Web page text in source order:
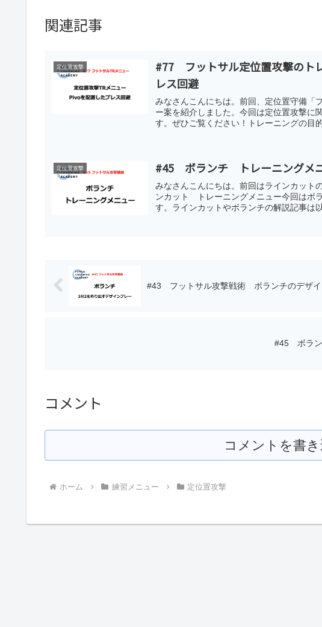
関連記事
定位置攻撃
#77 フットサル定位置攻撃のト
レス回避
みなさんこんにちは。前回、定位置守備「
ー案を紹介しました。今回は定位置攻撃に
す。ぜひご覧ください！トレーニングの目
定位置攻撃 #45 ボランチ トレーニングメ
みなさんこんにちは。前回はラインカッ
ンカット トレーニングメニュー今回はボ
す。ラインカットやボランチの解説記事
#43 フットサル攻撃戦術 ボランチのデザイ
#45 ボラ
コメント
コメントを書
ホーム 練習メニュー 定位置攻撃